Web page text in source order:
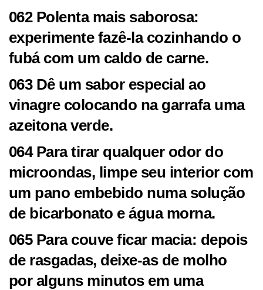
062 Polenta mais saborosa:
experimente fazê-la cozinhando o
fubá com um caldo de carne.
063 Dê um sabor especial ao
vinagre colocando na garrafa uma
azeitona verde.
064 Para tirar qualquer odor do
microondas, limpe seu interior com
um pano embebido numa solução
de bicarbonato e água morna.
065 Para couve ficar macia: depois
de rasgadas, deixe-as de molho
por alguns minutos em uma